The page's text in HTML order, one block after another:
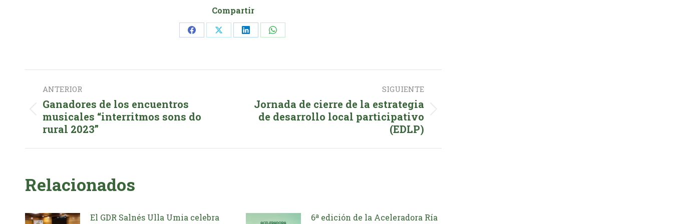
Compartir
Share Share Share Share
Navegación
entre
publicaciones
ANTERIOR
Publicación
anterior:
Ganadores de los encuentros
musicales “interritmos sons do
rural 2023”
SIGUIENTE
Publicación
Jornada de cierre de la estrategia
de desarrollo local participativo
(EDLP)
Relacionados
El GDR Salnés Ulla Umia celebra 6ª edición de la Aceleradora Ría